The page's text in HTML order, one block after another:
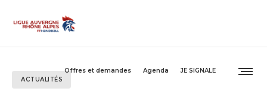
Offres et demandes Agenda
JE SIGNALE
ACTUALITÉS